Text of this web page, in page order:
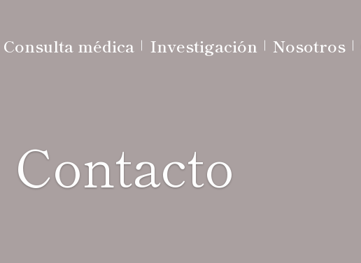
Consulta médica Investigación Nosotros
Contacto